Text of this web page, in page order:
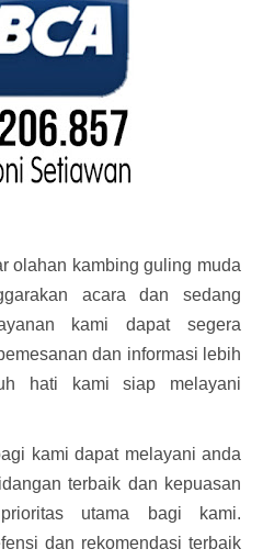
olahan kambing guling muda
acara dan sedang
kami dapat segera
dan informasi lebih
hati kami siap melayani
kami dapat melayani anda
terbaik dan kepuasan
utama bagi kami.
dan rekomendasi terbaik